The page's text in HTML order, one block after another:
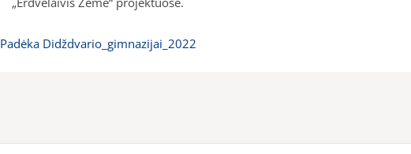
Padėka Didždvario_gimnazijai_2022